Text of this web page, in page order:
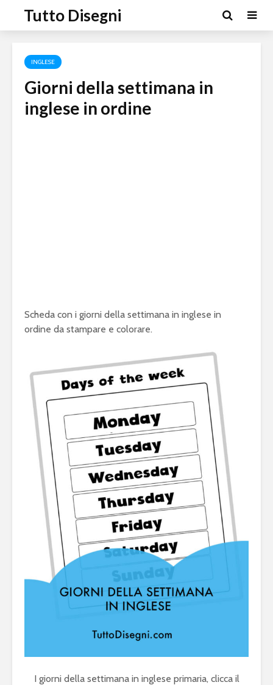
Tutto Disegni
INGLESE
Giorni della settimana in
inglese in ordine
Scheda con i giorni della settimana in inglese in
ordine da stampare e colorare.
I giorni della settimana in inglese primaria, clicca il